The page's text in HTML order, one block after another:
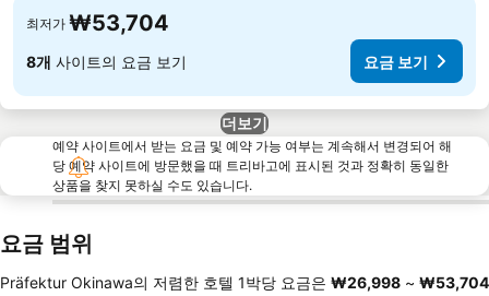
최저가 ₩53,704
8개 사이트의 요금 보기 요금 보기
더보기
예약 사이트에서 받는 요금 및 예약 가능 여부는 계속해서 변경되어 해
당 예약 사이트에 방문했을 때 트리바고에 표시된 것과 정확히 동일한
상품을 찾지 못하실 수도 있습니다.
요금 범위
Präfektur Okinawa의 저렴한 호텔 1박당 요금은 ‎₩26,998 ~ ‎₩53,704